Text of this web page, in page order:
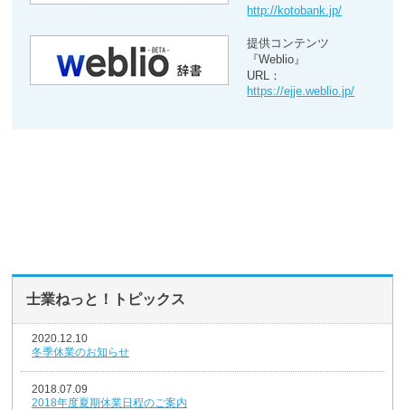
http://kotobank.jp/
提供コンテンツ
『Weblio』
URL：
https://ejje.weblio.jp/
士業ねっと！トピックス
2020.12.10
冬季休業のお知らせ
2018.07.09
2018年度夏期休業日程のご案内